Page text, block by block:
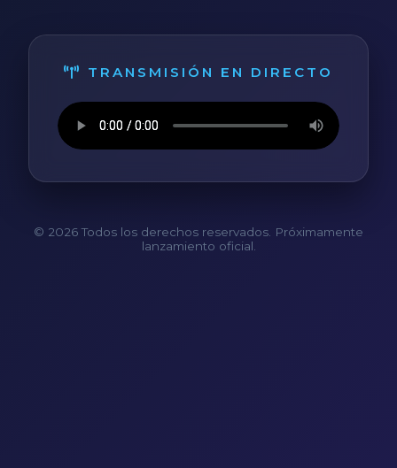
TRANSMISIÓN EN DIRECTO
© 2026 Todos los derechos reservados. Próximamente
lanzamiento oficial.